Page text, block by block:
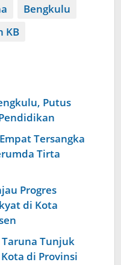
Bengkulu
KB
Putus
Tersangka
Tirta
Progres
di Kota
Tunjuk
di Provinsi